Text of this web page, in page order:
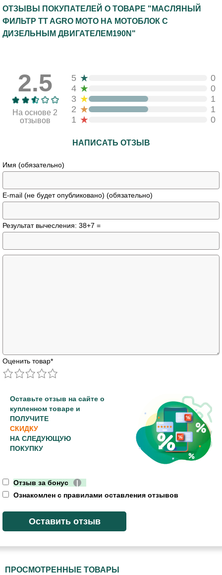
ОТЗЫВЫ ПОКУПАТЕЛЕЙ О ТОВАРЕ "МАСЛЯНЫЙ
ФИЛЬТР TT AGRO MOTO НА МОТОБЛОК С
ДИЗЕЛЬНЫМ ДВИГАТЕЛЕМ190N"
2.5
На основе 2
отзывов
5 ★
0
4 ★
0
3 ★
1
2 ★
1
1 ★ 0
НАПИСАТЬ ОТЗЫВ
Имя (обязательно)
E-mail (не будет опубликовано) (обязательно)
Результат вычесления: 38+7 =
Оценить товар*
Оставьте отзыв на сайте о
купленном товаре и
ПОЛУЧИТЕ
СКИДКУ
НА СЛЕДУЮЩУЮ
ПОКУПКУ
Отзыв за бонус
|
Ознакомлен с правилами оставления отзывов
ПРОСМОТРЕННЫЕ ТОВАРЫ